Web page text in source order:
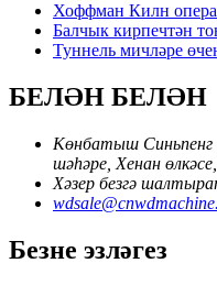
Хоффман Килн
Балчык кирпечтән
Туннель мичләре
БЕЛӘН БЕЛӘН
Көнбатыш
шәһәре, Хенан
Хәзер безгә
Безне эзләгез